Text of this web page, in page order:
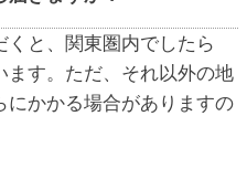
くと、関東圏内でしたら
ます。ただ、それ以外の地
にかかる場合がありますの